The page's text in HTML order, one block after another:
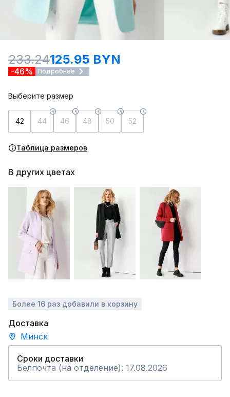
233.24125.95 BYN
-46% Подробнее
Выберите размер
42 44 46 48 50 52
Таблица размеров
В других цветах
Более 16 раз добавили в корзину
Доставка
Минск
Сроки доставки
Белпочта (на отделение): 17.08.2026